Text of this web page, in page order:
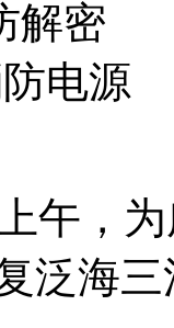
午，
泛海